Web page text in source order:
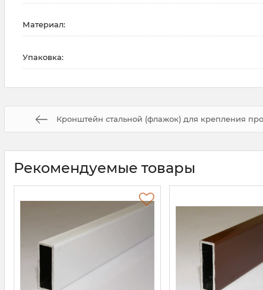
Материал:
Упаковка:
Кронштейн стальной (флажок) для крепления
Рекомендуемые товары